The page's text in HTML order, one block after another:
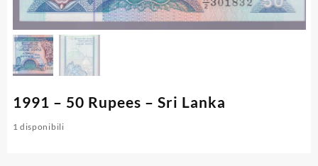
1991 – 50 Rupees – Sri Lanka
1 disponibili